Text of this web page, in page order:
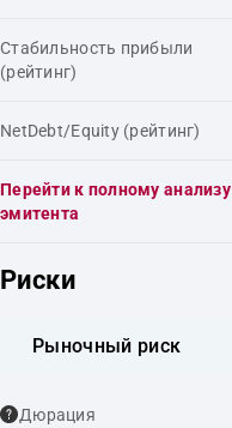
Стабильность прибыли
(рейтинг)
NetDebt/Equity (рейтинг)
Перейти к полному анализу
эмитента
Риски
Рыночный риск
Дюрация